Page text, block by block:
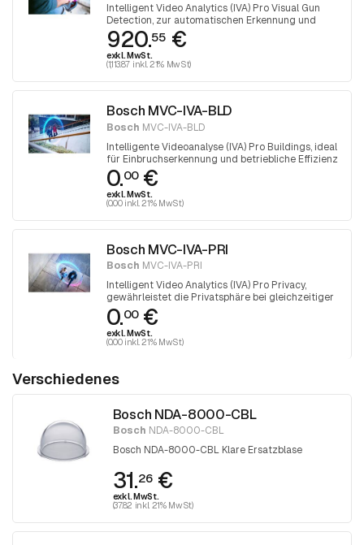
Intelligent Video Analytics (IVA) Pro Visual Gun
Detection, zur automatischen Erkennung und
Klassifizierung von Personen und gezogenen
Schusswaffen.
920.55 €
exkl. MwSt.
(1,113.87 inkl. 21% MwSt)
Bosch MVC-IVA-BLD
Bosch MVC-IVA-BLD
Intelligente Videoanalyse (IVA) Pro Buildings, ideal
für Einbruchserkennung und betriebliche Effizienz
in und um Gebäude
0.00€
exkl. MwSt.
(0.00 inkl. 21% MwSt)
Bosch MVC-IVA-PRI
Bosch MVC-IVA-PRI
Intelligent Video Analytics (IVA) Pro Privacy,
gewährleistet die Privatsphäre bei gleichzeitiger
Wahrung nützlicher Einblicke
0.00€
exkl. MwSt.
(0.00 inkl. 21% MwSt)
Verschiedenes
Bosch NDA-8000-CBL
Bosch NDA-8000-CBL
Bosch NDA-8000-CBL Klare Ersatzblase
31.26 €
exkl. MwSt.
(37.82 inkl. 21% MwSt)